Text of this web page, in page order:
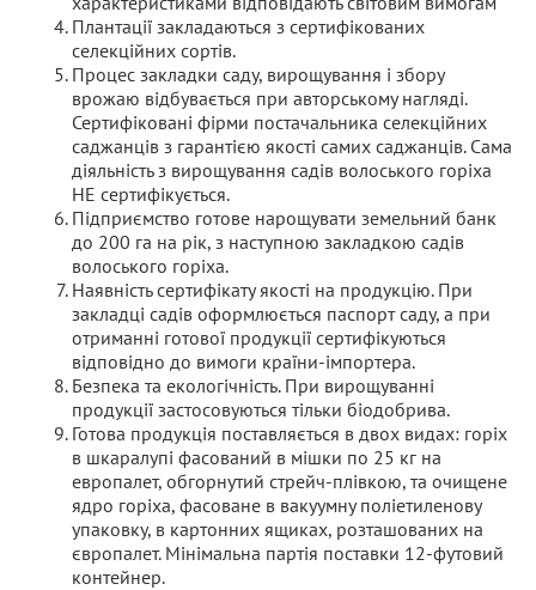
Плантації закладаються з сертифікованих
селекційних сортів.
Процес закладки саду, вирощування і збору
врожаю відбувається при авторському нагляді.
Сертифіковані фірми постачальника селекційних
саджанців з гарантією якості самих саджанців. Сама
діяльність з вирощування садів волоського горіха
НЕ сертифікується.
Підприємство готове нарощувати земельний банк
до 200 га на рік, з наступною закладкою садів
волоського горіха.
Наявність сертифікату якості на продукцію. При
закладці садів оформлюється паспорт саду, а при
отриманні готової продукції сертифікуються
відповідно до вимоги країни-імпортера.
Безпека та екологічність. При вирощуванні
продукції застосовуються тільки біодобрива.
Готова продукція поставляється в двох видах: горіх
в шкаралупі фасований в мішки по 25 кг на
европалет, обгорнутий стрейч-плівкою, та очищене
ядро ​​горіха, фасоване в вакуумну поліетиленову
упаковку, в картонних ящиках, розташованих на
європалет. Мінімальна партія поставки 12-футовий
контейнер.